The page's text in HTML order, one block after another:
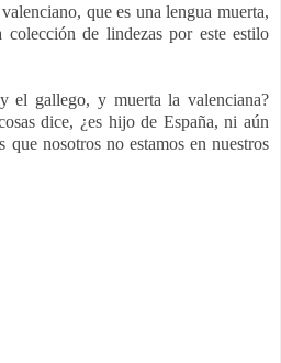
que es una lengua muerta,
de lindezas por este estilo
el gallego, y muerta la valenciana?
dice, ¿es hijo de España, ni aún
que nosotros no estamos en nuestros